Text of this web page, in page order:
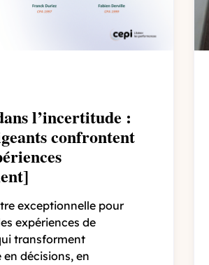
l’incertitude :
confrontent
exceptionnelle pour
expériences de
transforment
en décisions, en